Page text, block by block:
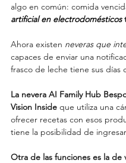
algo en común: comida
artificial en electrodomésticos
Ahora existen neveras que
capaces de enviar una
frasco de leche tiene sus días
La nevera AI Family Hub
Vision Inside que utiliza una
ofrecer recetas con esos
tiene la posibilidad de
Otra de las funciones es la